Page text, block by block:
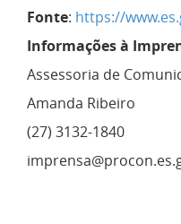
Fonte: https://
Informações à
Assessoria de
Amanda Ribeiro
(27) 3132-1840